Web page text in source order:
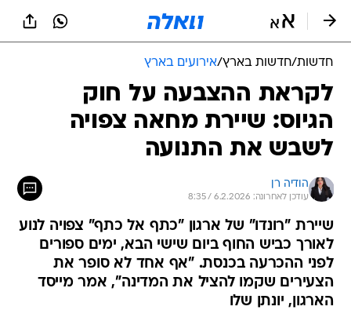
חדשות/חדשות בארץ/אירועים בארץ
לקראת ההצבעה על חוק
הגיוס: שיירת מחאה צפויה
לשבש את התנועה
הודיה רן
עודכן לאחרונה: 6.2.2026 / 8:35
שיירת "רונדו" של ארגון "כתף אל כתף" צפויה לנוע
לאורך כביש החוף ביום שישי הבא, ימים ספורים
לפני ההכרעה בכנסת. "אף אחד לא סופר את
הצעירים שקמו להציל את המדינה", אמר מייסד
הארגון, יונתן שלו